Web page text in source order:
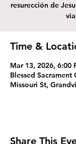
resurección de
Time &
Mar 13, 2026, 6:00
Blessed Sacrament
Missouri St,
Share This